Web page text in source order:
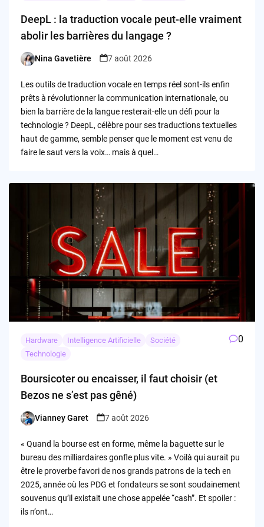
DeepL : la traduction vocale peut-elle vraiment
abolir les barrières du langage ?
Posted
Nina Gavetière 7 août 2026
Les outils de traduction vocale en temps réel sont-ils enfin
prêts à révolutionner la communication internationale, ou
bien la barrière de la langue resterait-elle un défi pour la
technologie ? DeepL, célèbre pour ses traductions textuelles
haut de gamme, semble penser que le moment est venu de
faire le saut vers la voix… mais à quel…
Hardware Intelligence Artificielle
Société
Technologie
0
Boursicoter ou encaisser, il faut choisir (et
Bezos ne s’est pas gêné)
Posted
Vianney Garet 7 août 2026
« Quand la bourse est en forme, même la baguette sur le
bureau des milliardaires gonfle plus vite. » Voilà qui aurait pu
être le proverbe favori de nos grands patrons de la tech en
2025, année où les PDG et fondateurs se sont soudainement
souvenus qu’il existait une chose appelée “cash”. Et spoiler :
ils n’ont…